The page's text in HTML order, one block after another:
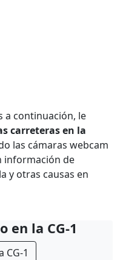
a continuación, le
carreteras en la
las cámaras webcam
información de
y otras causas en
en la CG-1
CG-1